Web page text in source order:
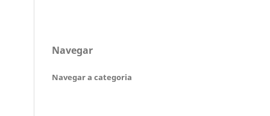
Navegar
Navegar a categoria